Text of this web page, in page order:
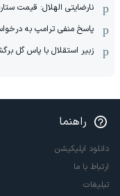
نارضایتی الهلال: قیمت
پاسخ منفی ترامپ به
زبیر استقلال با پاس گل
راهنما
دانلود اپلیکیشن
ارتباط با ما
تبلیغات